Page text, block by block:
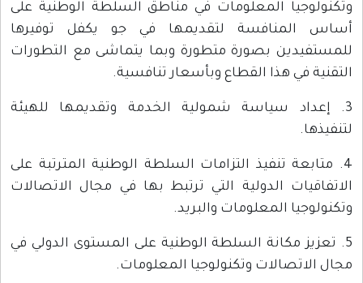
وتكنولوجيا المعلومات في مناطق السلطة الوطنية على
أساس المنافسة لتقديمها في جو يكفل توفيرها
للمستفيدين بصورة متطورة وبما يتماشى مع التطورات
التقنية في هذا القطاع وبأسعار تنافسية.
3. إعداد سياسة شمولية الخدمة وتقديمها للهيئة
لتنفيذها.
4. متابعة تنفيذ التزامات السلطة الوطنية المترتبة على
الاتفاقيات الدولية التي ترتبط بها في مجال الاتصالات
وتكنولوجيا المعلومات والبريد.
5. تعزيز مكانة السلطة الوطنية على المستوى الدولي في
مجال الاتصالات وتكنولوجيا المعلومات.